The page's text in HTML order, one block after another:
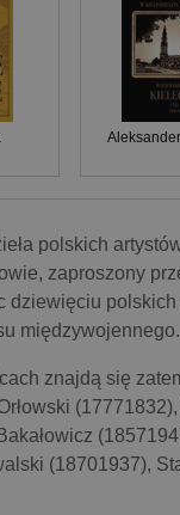
polskich
zaproszony
dziewięciu
międzywojennego.
znajdą się
(18701937),